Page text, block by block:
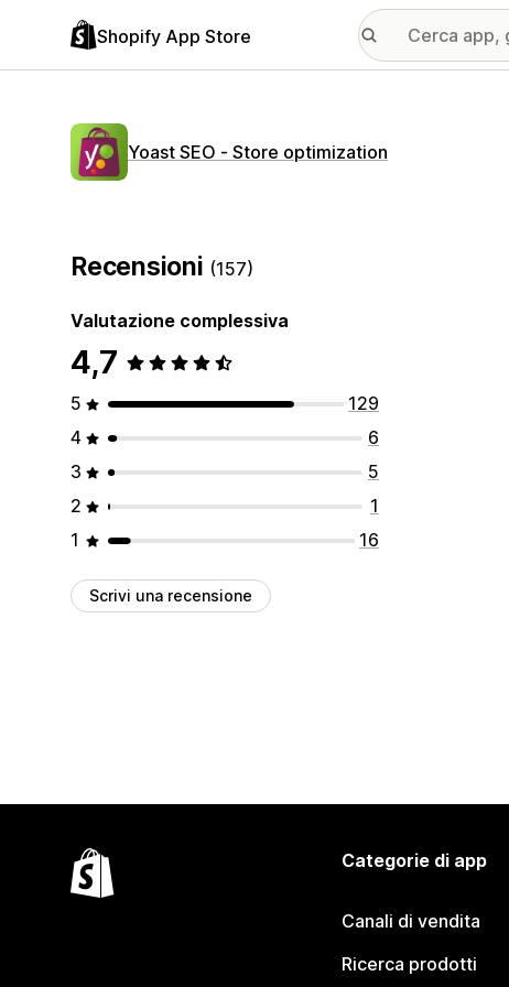
Shopify App Store
Yoast SEO ‑ Store optimization
Recensioni (157)
Valutazione complessiva
4,7
5
129
4
6
3
5
2
1
1
16
Scrivi una recensione
Categorie di app
Canali di vendita
Ricerca prodotti